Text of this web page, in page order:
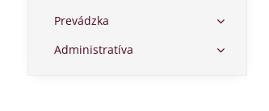
Prevádzka
Administratíva